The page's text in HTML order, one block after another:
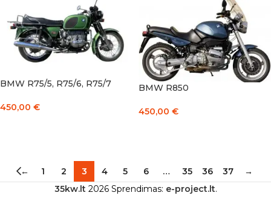
BMW R75/5, R75/6, R75/7
450,00 €
BMW R850
450,00 €
← 1 2 3 4 5 6 … 35 36 37
→
35kw.lt 2026 Sprendimas: e-project.lt.